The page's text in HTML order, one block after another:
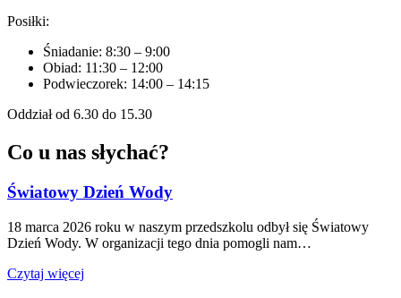
Posiłki:
Śniadanie: 8:30 – 9:00
Obiad: 11:30 – 12:00
Podwieczorek: 14:00 – 14:15
Oddział od 6.30 do 15.30
Co u nas słychać?
Światowy Dzień Wody
18 marca 2026 roku w naszym przedszkolu odbył się Światowy
Dzień Wody. W organizacji tego dnia pomogli nam…
Czytaj więcej